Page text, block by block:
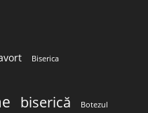
Biserica
biserică Botezul